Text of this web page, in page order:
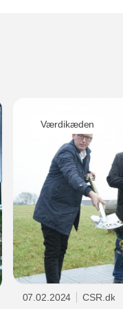
Værdikæden
07.02.2024 CSR.dk